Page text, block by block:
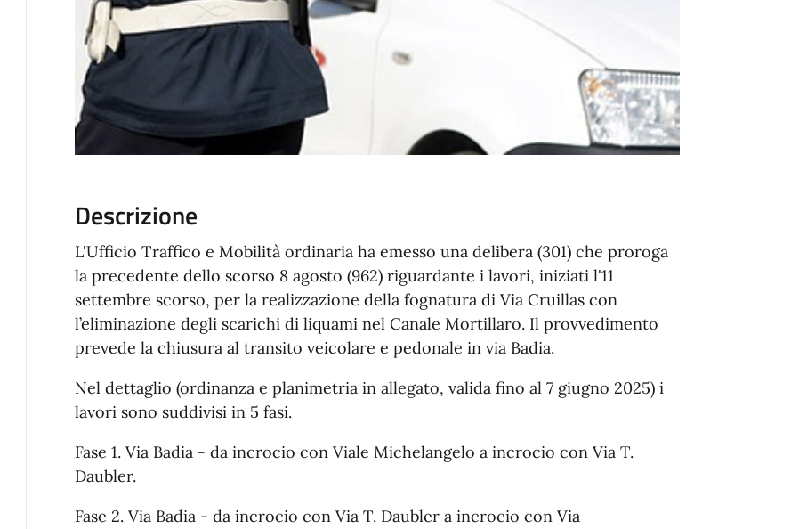
Descrizione
L'Ufficio Traffico e Mobilità ordinaria ha emesso una delibera (301) che proroga
la precedente dello scorso 8 agosto (962) riguardante i lavori, iniziati l'11
settembre scorso, per la realizzazione della fognatura di Via Cruillas con
l’eliminazione degli scarichi di liquami nel Canale Mortillaro. Il provvedimento
prevede la chiusura al transito veicolare e pedonale in via Badia.
Nel dettaglio (ordinanza e planimetria in allegato, valida fino al 7 giugno 2025) i
lavori sono suddivisi in 5 fasi.
Fase 1. Via Badia - da incrocio con Viale Michelangelo a incrocio con Via T.
Daubler.
Fase 2. Via Badia - da incrocio con Via T. Daubler a incrocio con Via